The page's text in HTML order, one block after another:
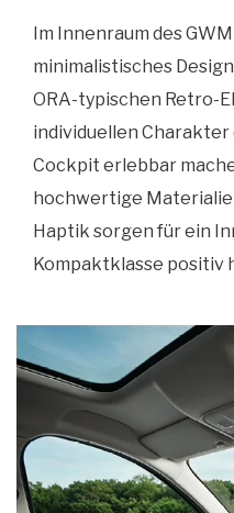
Im Innenraum des
minimalistisches
ORA-typischen Retro-
individuellen Charakter
Cockpit erlebbar
hochwertige
Haptik sorgen für ein
Kompaktklasse positiv